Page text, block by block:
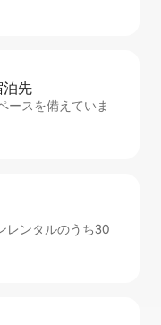
泊⁠先
ースを備えていま
レンタルのうち30